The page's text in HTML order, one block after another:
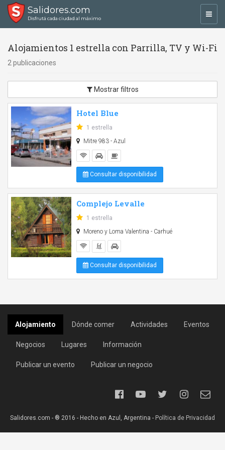
Salidores.com
Disfrutá cada ciudad al máximo
Alojamientos 1 estrella con Parrilla, TV y Wi-Fi
2 publicaciones
Mostrar filtros
Hotel Blue
1 estrella
Mitre 983 - Azul
Consultar disponibilidad
Complejo Levalle
1 estrella
Moreno y Loma Valentina - Carhué
Consultar disponibilidad
Alojamiento Dónde comer Actividades Eventos
Negocios Lugares Información
Publicar un evento Publicar un negocio
Salidores.com - ® 2016 - Hecho en Azul, Argentina - Política de Privacidad